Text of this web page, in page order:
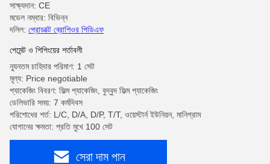
সাক্ষ্যদান: CE
মডেল নম্বার: বিভিন্ন
দলিল: প্রোডাক্ট ব্রোশিওর পিডিএফ
পেমেন্ট ও শিপিংয়ের শর্তাবলী
ন্যূনতম চাহিদার পরিমাণ: 1 সেট
মূল্য: Price negotiable
প্যাকেজিং বিবরণ: ফিল্ম প্যাকেজিং, বুদ্বুদ ফিল্ম প্যাকেজিং
ডেলিভারি সময়: 7 কর্মদিবস
পরিশোধের শর্ত: L/C, D/A, D/P, T/T, ওয়েস্টার্ন ইউনিয়ন, মানিগ্রাম
যোগানের ক্ষমতা: প্রতি মুখে 100 সেট
সেরা দাম পান